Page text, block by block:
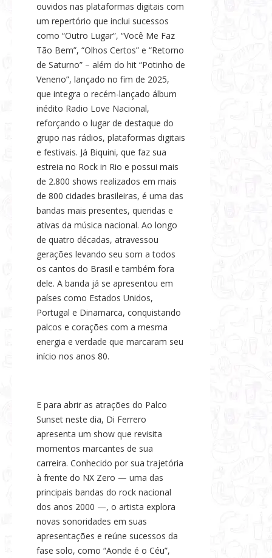
ouvidos nas plataformas digitais com
um repertório que inclui sucessos
como “Outro Lugar”, “Você Me Faz
Tão Bem”, “Olhos Certos” e “Retorno
de Saturno” – além do hit “Potinho de
Veneno”, lançado no fim de 2025,
que integra o recém-lançado álbum
inédito Radio Love Nacional,
reforçando o lugar de destaque do
grupo nas rádios, plataformas digitais
e festivais. Já Biquini, que faz sua
estreia no Rock in Rio e possui mais
de 2.800 shows realizados em mais
de 800 cidades brasileiras, é uma das
bandas mais presentes, queridas e
ativas da música nacional. Ao longo
de quatro décadas, atravessou
gerações levando seu som a todos
os cantos do Brasil e também fora
dele. A banda já se apresentou em
países como Estados Unidos,
Portugal e Dinamarca, conquistando
palcos e corações com a mesma
energia e verdade que marcaram seu
início nos anos 80.
E para abrir as atrações do Palco
Sunset neste dia, Di Ferrero
apresenta um show que revisita
momentos marcantes de sua
carreira. Conhecido por sua trajetória
à frente do NX Zero — uma das
principais bandas do rock nacional
dos anos 2000 —, o artista explora
novas sonoridades em suas
apresentações e reúne sucessos da
fase solo, como “Aonde é o Céu”,